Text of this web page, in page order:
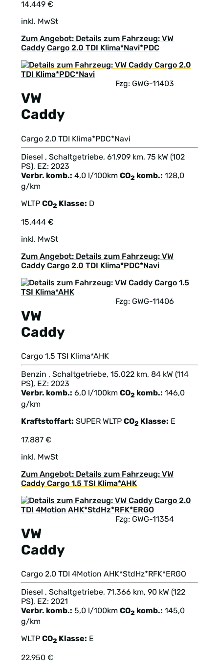
14.449 €
inkl. MwSt
Zum Angebot: Details zum Fahrzeug: VW
Caddy Cargo 2.0 TDI Klima*Navi*PDC
VW
Caddy
Fzg: GWG-11403
Cargo 2.0 TDI Klima*PDC*Navi
Diesel , Schaltgetriebe, 61.909 km, 75 kW (102
PS), EZ: 2023
Verbr. komb.: 4,0 l/100km CO2 komb.: 128,0
g/km
WLTP CO2 Klasse: D
15.444 €
inkl. MwSt
Zum Angebot: Details zum Fahrzeug: VW
Caddy Cargo 2.0 TDI Klima*PDC*Navi
VW
Caddy
Fzg: GWG-11406
Cargo 1.5 TSI Klima*AHK
Benzin , Schaltgetriebe, 15.022 km, 84 kW (114
PS), EZ: 2023
Verbr. komb.: 6,0 l/100km CO2 komb.: 146,0
g/km
Kraftstoffart: SUPER WLTP CO2 Klasse: E
17.887 €
inkl. MwSt
Zum Angebot: Details zum Fahrzeug: VW
Caddy Cargo 1.5 TSI Klima*AHK
VW
Caddy
Fzg: GWG-11354
Cargo 2.0 TDI 4Motion AHK*StdHz*RFK*ERGO
Diesel , Schaltgetriebe, 71.366 km, 90 kW (122
PS), EZ: 2021
Verbr. komb.: 5,0 l/100km CO2 komb.: 145,0
g/km
WLTP CO2 Klasse: E
22.950 €